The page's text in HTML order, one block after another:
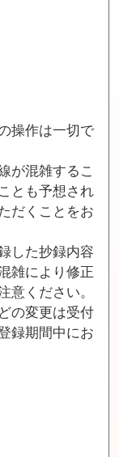
操作は⼀切で
が混雑するこ
とも予想され
だくことをお
した抄録内容
雑により修正
意ください。
の変更は受付
録期間中にお